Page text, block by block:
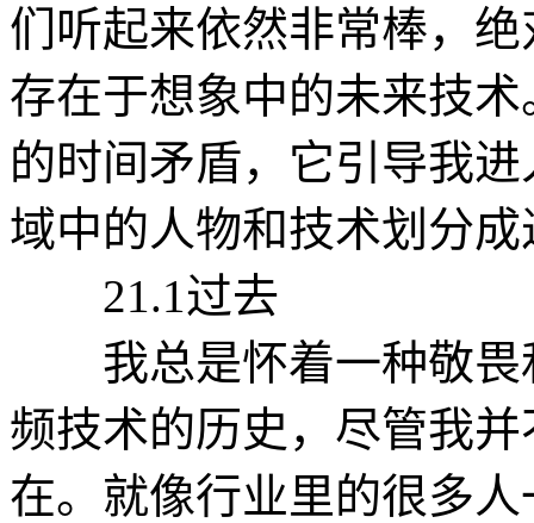
们听起来依然非常棒，
存在于想象中的未来技
的时间矛盾，它引导我
域中的人物和技术划分
21.1过去
我总是怀着一种敬畏
频技术的历史，尽管我
在。就像行业里的很多